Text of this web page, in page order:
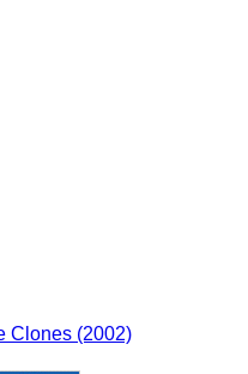
Clones (2002)